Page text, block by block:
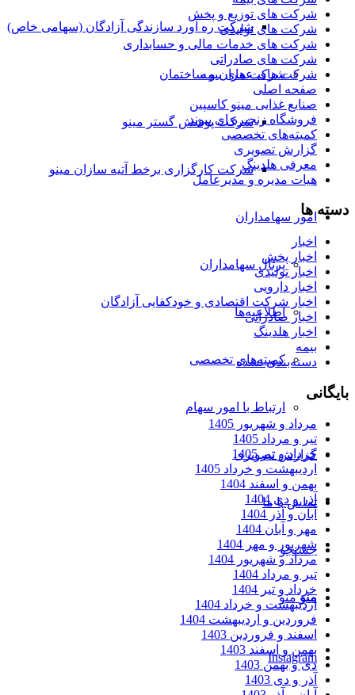
شرکت ره آورد سازندگی آزادگان (سهامی خاص)
شرکت های بیمه
شرکت پوشش گستر مینو
شرکت کارگزاری برخط آتیه سازان مینو
امور سهامداران
پرتال سهامداران
اطلاعیه‌ها
کمیته‌های تخصصی
ارتباط با امور سهام
گزارش تصویری
تماس با ما
جستجو
منو منو
Instagram
شرکت های توزیع و پخش
شرکت های تولیدی
شرکت های خدمات مالی و حسابداری
شرکت های صادراتی
شرکت های عمران و ساختمان
صفحه اصلی
صنایع غذایی مینو کاسپین
فروشگاه زنجیره ای پیوند
کمیته‌های تخصصی
گزارش تصویری
معرفی هلدینگ
هیات مدیره و مدیرعامل
دسته ها
اخبار
اخبار پخش
اخبار تولیدی
اخبار دارویی
اخبار شرکت اقتصادی و خودکفایی آزادگان
اخبار صادراتی
اخبار هلدینگ
بیمه
دسته‌بندی نشده
بایگانی
مرداد و شهریور 1405
تیر و مرداد 1405
خرداد و تیر 1405
اردیبهشت و خرداد 1405
بهمن و اسفند 1404
آذر و دی 1404
آبان و آذر 1404
مهر و آبان 1404
شهریور و مهر 1404
مرداد و شهریور 1404
تیر و مرداد 1404
خرداد و تیر 1404
اردیبهشت و خرداد 1404
فروردین و اردیبهشت 1404
اسفند و فروردین 1403
بهمن و اسفند 1403
دی و بهمن 1403
آذر و دی 1403